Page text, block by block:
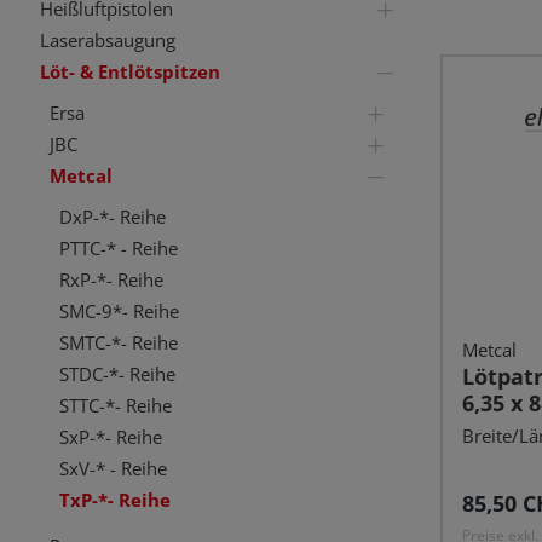
Heißluftpistolen
Laserabsaugung
Löt- & Entlötspitzen
Ersa
JBC
Metcal
DxP-*- Reihe
PTTC-* - Reihe
RxP-*- Reihe
SMC-9*- Reihe
SMTC-*- Reihe
STDC-*- Reihe
STTC-*- Reihe
SxP-*- Reihe
SxV-* - Reihe
TxP-*- Reihe
Metcal
6,35 x
Breite/
85,50
Preise